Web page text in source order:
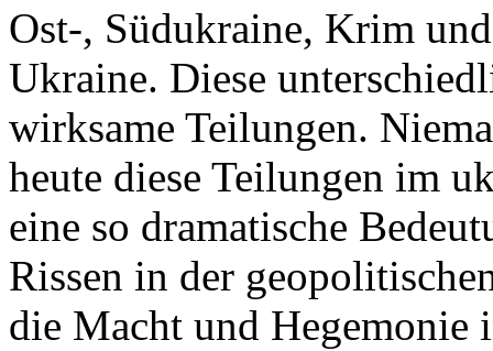
Ost-, Südukraine, Krim
Ukraine. Diese
wirksame Teilungen.
heute diese Teilungen im
eine so dramatische
Rissen in der
die Macht und Hegemonie